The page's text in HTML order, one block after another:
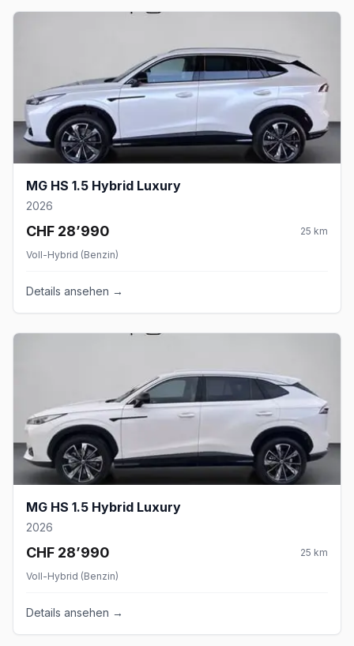
MG HS 1.5 Hybrid Luxury
2026
CHF 28’990 25 km
Voll-Hybrid (Benzin)
Details ansehen →
MG HS 1.5 Hybrid Luxury
2026
CHF 28’990 25 km
Voll-Hybrid (Benzin)
Details ansehen →